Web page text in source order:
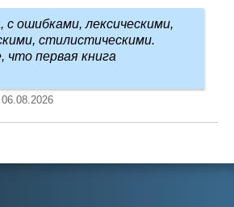
ошибками, лексическими,
стилистическими.
что первая книга
06.08.2026